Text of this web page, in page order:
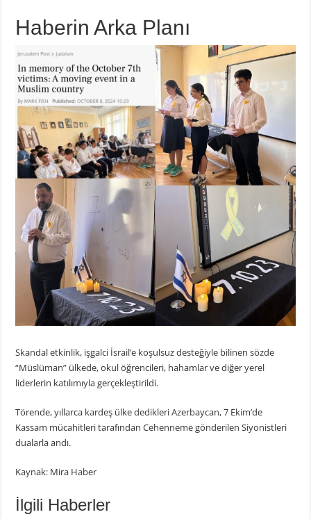
Haberin Arka Planı
Skandal etkinlik, işgalci İsrail’e koşulsuz desteğiyle bilinen sözde
“Müslüman” ülkede, okul öğrencileri, hahamlar ve diğer yerel
liderlerin katılımıyla gerçekleştirildi.
Törende, yıllarca kardeş ülke dedikleri Azerbaycan, 7 Ekim’de
Kassam mücahitleri tarafından Cehenneme gönderilen Siyonistleri
dualarla andı.
Kaynak: Mira Haber
İlgili Haberler